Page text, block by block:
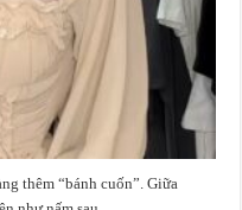
thêm “bánh cuốn”. Giữa